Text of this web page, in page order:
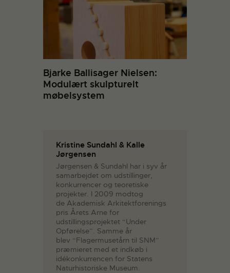
Bjarke Ballisager Nielsen:
Modulært skulpturelt
møbelsystem
Kristine Sundahl & Kalle
Jørgensen
Jørgensen & Sundahl har i syv år
samarbejdet om udstillinger,
konkurrencer og teoretiske
projekter. I 2009 modtog
de Akademisk Arkitektforenings
pris Årets Arne for
udstillingsprojektet “Under
Opførelse”. Samme år
blev “Flagermusetårn til SNM”
præmieret med et indkøb i
idékonkurrencen for Statens
Naturhistoriske Museum.